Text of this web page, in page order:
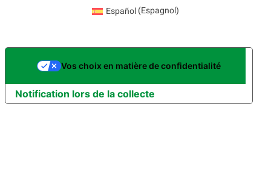
Español(Espagnol)
Notification lors de la collecte
Vos choix en matière de confidentialité